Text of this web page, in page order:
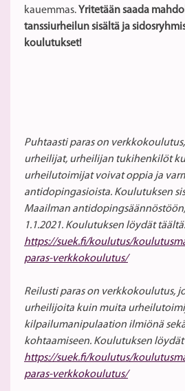
kauemmas. Yritetään saada
tanssiurheilun sisältä ja
koulutukset!
Puhtaasti paras on
urheilijat, urheilijan tukihenkilöt
urheilutoimijat voivat oppia ja
antidopingasioista. Koulutuksen
Maailman
1.1.2021. Koulutuksen löydät täältä:
https://suek.fi/koulutus/
paras-verkkokoulutus/
Reilusti paras on verkkokoulutus,
urheilijoita kuin muita
kilpailumanipulaation ilmiönä
kohtaamiseen. Koulutuksen
https://suek.fi/koulutus/
paras-verkkokoulutus/